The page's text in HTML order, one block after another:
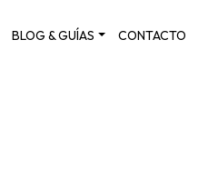
BLOG & GUÍAS CONTACTO